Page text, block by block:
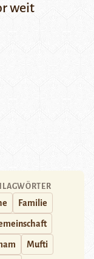
weit
Familie
Mufti